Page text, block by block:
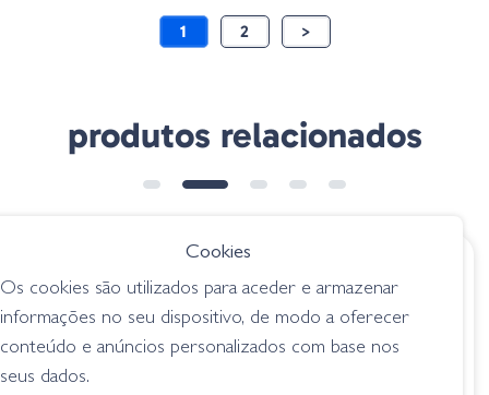
1 2 >
produtos relacionados
€ 21.85
Evergreen
Showerblows
Shorty - 067 Flash
Chart
superficie / topwater
Team ARK
Topwater Blower
TB115 - 30 Bone
Cookies
Os cookies são utilizados para aceder e armazenar
informações no seu dispositivo, de modo a oferecer
conteúdo e anúncios personalizados com base nos
seus dados.